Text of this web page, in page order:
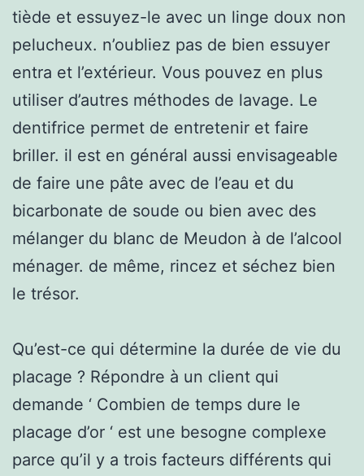
tiède et essuyez-le avec un linge doux non
pelucheux. n’oubliez pas de bien essuyer
entra et l’extérieur. Vous pouvez en plus
utiliser d’autres méthodes de lavage. Le
dentifrice permet de entretenir et faire
briller. il est en général aussi envisageable
de faire une pâte avec de l’eau et du
bicarbonate de soude ou bien avec des
mélanger du blanc de Meudon à de l’alcool
ménager. de même, rincez et séchez bien
le trésor.
Qu’est-ce qui détermine la durée de vie du
placage ? Répondre à un client qui
demande ‘ Combien de temps dure le
placage d’or ‘ est une besogne complexe
parce qu’il y a trois facteurs différents qui